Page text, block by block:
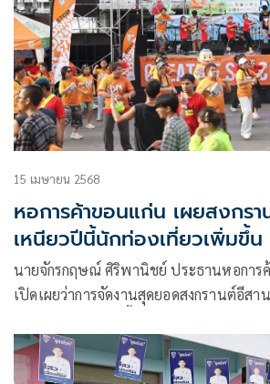
15 เมษายน 2568
หอการค้าขอนแก่น เผยสงกร
เหนียวปีนี้นักท่องเที่ยวเพิ่มขึ้น
1 พันล้านบาท
นายจักรกฤษณ์ ศิริพานิชย์ ประธานหอการ
เปิดเผยว่าการจัดงานสุดยอดสงกรานต์อีส
ผู้สนับสนุนหลักได้นำเวทีขนาดใหญ่ไปไว้
ตัดถนนมิตรภาพ